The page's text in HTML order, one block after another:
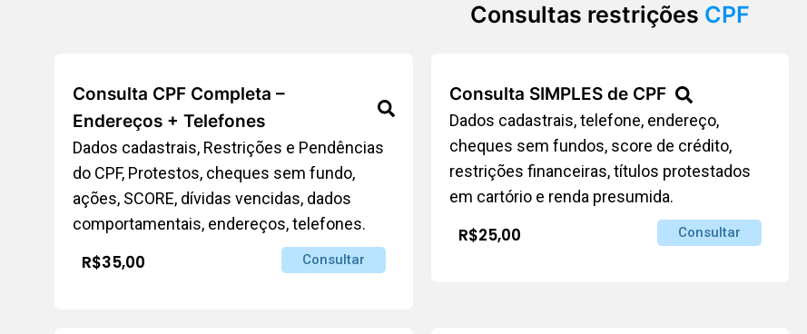
Consultas restrições CPF
Consulta CPF Completa –
Endereços + Telefones
Dados cadastrais, Restrições e Pendências
do CPF, Protestos, cheques sem fundo,
ações, SCORE, dívidas vencidas, dados
comportamentais, endereços, telefones.
R$35,00 Consultar
Consulta SIMPLES de CPF
Dados cadastrais, telefone, endereço,
cheques sem fundos, score de crédito,
restrições financeiras, títulos protestados
em cartório e renda presumida.
R$25,00 Consultar